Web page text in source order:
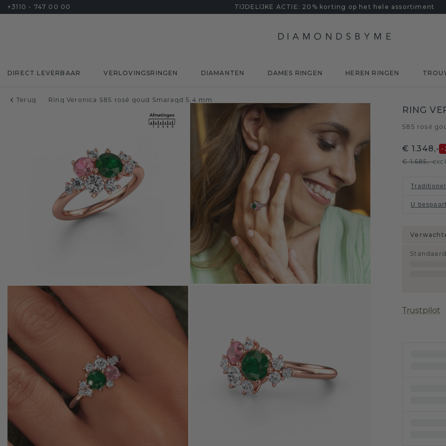
+3110 - 747 00 00 TIJDELIJKE ACTIE: 20% korting op het hele assortiment
DIRECT LEVERBAAR VERLOVINGSRINGEN DIAMANTEN DAMES RINGEN HEREN RINGEN
Terug Ring Veronica 585 rosé goud Smaragd 5.4 mm
RING
585 rosé
€ 1.348,- -
€ 1.685,-
U bespaart
Standaard
Trustpilot